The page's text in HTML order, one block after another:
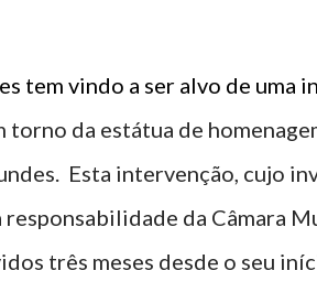
tem vindo a ser alvo de uma
torno da estátua de
Esta intervenção, cujo
da Câmara
três meses desde o seu